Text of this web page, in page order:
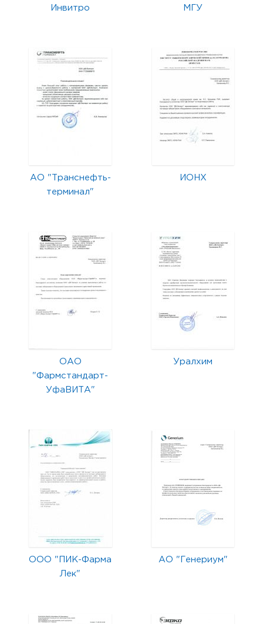
Инвитро МГУ
АО "Транснефть-
терминал"
ИОНХ
ОАО
"Фармстандарт-
УфаВИТА"
Уралхим
ООО "ПИК-Фарма
Лек"
АО "Генериум"